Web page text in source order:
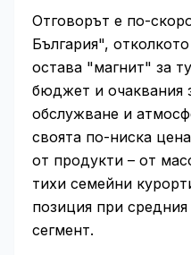
Отговорът е по-
България",
остава "магнит" за
бюджет и очаквания
обслужване и
своята по-ниска
от продукти – от
тихи семейни
позиция при
сегмент.